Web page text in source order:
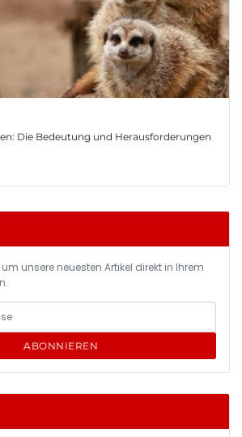
Die Bedeutung und Herausforderungen
unsere neuesten Artikel direkt in Ihrem
ABONNIEREN